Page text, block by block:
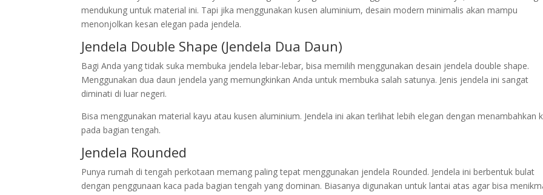
mendukung untuk material ini. Tapi jika menggunakan kusen aluminium, desain modern minimalis akan mampu
menonjolkan kesan elegan pada jendela.
Jendela Double Shape (Jendela Dua Daun)
Bagi Anda yang tidak suka membuka jendela lebar-lebar, bisa memilih menggunakan desain jendela double shape.
Menggunakan dua daun jendela yang memungkinkan Anda untuk membuka salah satunya. Jenis jendela ini sangat
diminati di luar negeri.
Bisa menggunakan material kayu atau kusen aluminium. Jendela ini akan terlihat lebih elegan dengan menambahkan
pada bagian tengah.
Jendela Rounded
Punya rumah di tengah perkotaan memang paling tepat menggunakan jendela Rounded. Jendela ini berbentuk bulat
dengan penggunaan kaca pada bagian tengah yang dominan. Biasanya digunakan untuk lantai atas agar bisa